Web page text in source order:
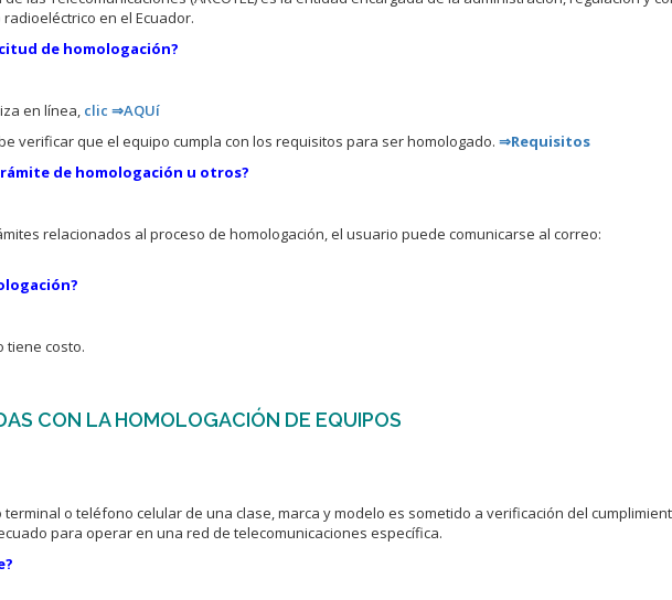
en el Ecuador.
de homologación?
en línea, clic ⇒AQUí
verificar que el equipo cumpla con los requisitos para ser homologado.⇒Requisitos
de homologación u otros?
relacionados al proceso de homologación, el usuario puede comunicarse al correo:
tiene costo.
CON LA HOMOLOGACIÓN DE EQUIPOS
o teléfono celular de una clase, marca y modelo es sometido a verificación del
para operar en una red de telecomunicaciones específica.